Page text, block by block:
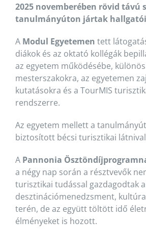
2025 novemberében rövid távú
tanulmányúton jártak
A Modul Egyetemen tett
diákok és az oktató kollégák
az egyetem működésébe,
mesterszakokra, az egyetemen
kutatásokra és a TourMIS
rendszerre.
Az egyetem mellett a
biztosított bécsi turisztikai
A Pannonia
a négy nap során a résztvevők
turisztikai tudással gazdagodtak a
desztinációmenedzsment,
terén, de az együtt töltött idő
élményeket is hozott.